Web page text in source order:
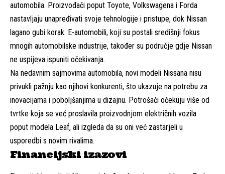
automobila. Proizvođači poput Toyote, Volkswagena i Forda
nastavljaju unapređivati svoje tehnologije i pristupe, dok Nissan
lagano gubi korak. E-automobili, koji su postali središnji fokus
mnogih automobilske industrije, također su područje gdje Nissan
ne uspijeva ispuniti očekivanja.
Na nedavnim sajmovima automobila, novi modeli Nissana nisu
privukli pažnju kao njihovi konkurenti, što ukazuje na potrebu za
inovacijama i poboljšanjima u dizajnu. Potrošači očekuju više od
tvrtke koja se već proslavila proizvodnjom električnih vozila
poput modela Leaf, ali izgleda da su oni već zastarjeli u
usporedbi s novim rivalima.
Financijski izazovi